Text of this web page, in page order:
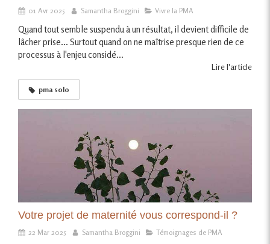
01 Avr 2025 Samantha Broggini Vivre la PMA
Quand tout semble suspendu à un résultat, il devient difficile de
lâcher prise... Surtout quand on ne maîtrise presque rien de ce
processus à l'enjeu considé...
Lire l'article
pma solo
Votre projet de maternité vous correspond-il ?
22 Mar 2025 Samantha Broggini Témoignages de PMA